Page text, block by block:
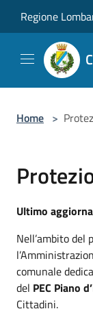
Regione
Home >
Ultimo
Nell’ambito del
comunale
del PEC Piano
Cittadini.